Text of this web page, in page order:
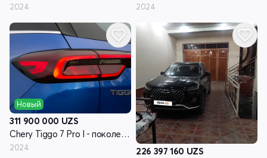
2024 2024
Новый
311 900 000 UZS
Chery Tiggo 7 Pro I - поколение
2024 226 397 160 UZS